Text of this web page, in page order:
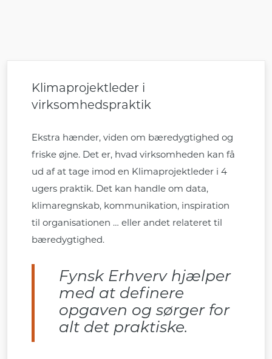
Klimaprojektleder i
virksomhedspraktik
Ekstra hænder, viden om bæredygtighed og
friske øjne. Det er, hvad virksomheden kan få
ud af at tage imod en Klimaprojektleder i 4
ugers praktik. Det kan handle om data,
klimaregnskab, kommunikation, inspiration
til organisationen … eller andet relateret til
bæredygtighed.
Fynsk Erhverv hjælper
med at definere
opgaven og sørger for
alt det praktiske.